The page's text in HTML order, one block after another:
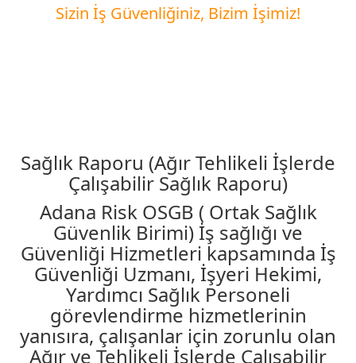
Sizin İş Güvenliğiniz, Bizim İşimiz!
Sağlık Raporu (Ağır Tehlikeli İşlerde
Çalışabilir Sağlık Raporu)
Adana Risk OSGB ( Ortak Sağlık
Güvenlik Birimi) İş sağlığı ve
Güvenliği Hizmetleri kapsamında İş
Güvenliği Uzmanı, İşyeri Hekimi,
Yardımcı Sağlık Personeli
görevlendirme hizmetlerinin
yanısıra, çalışanlar için zorunlu olan
Ağır ve Tehlikeli İşlerde Çalışabilir